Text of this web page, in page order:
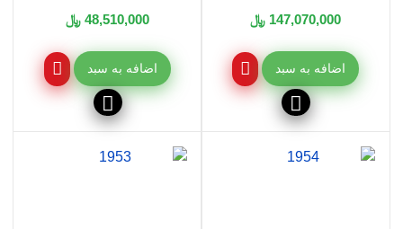
147,070,000 ﷼
اضافه به سبد
48,510,000 ﷼
اضافه به سبد